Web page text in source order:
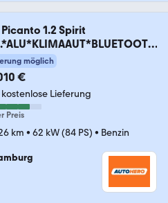
1.2 Spirit
möglich
€
kostenlose Lieferung
Preis
km • 62 kW (84 PS) • Benzin